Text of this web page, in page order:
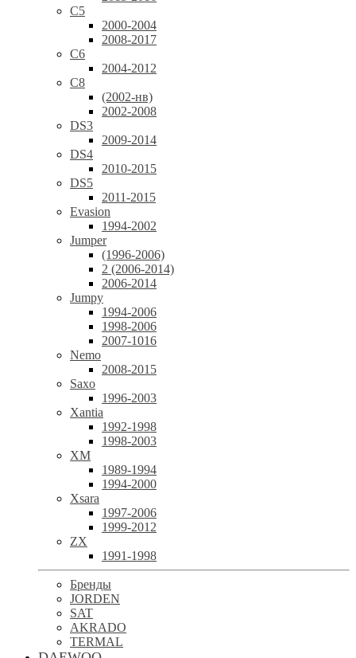
C5
2000-2004
2008-2017
C6
2004-2012
C8
(2002-нв)
2002-2008
DS3
2009-2014
DS4
2010-2015
DS5
2011-2015
Evasion
1994-2002
Jumper
(1996-2006)
2 (2006-2014)
2006-2014
Jumpy
1994-2006
1998-2006
2007-1016
Nemo
2008-2015
Saxo
1996-2003
Xantia
1992-1998
1998-2003
XM
1989-1994
1994-2000
Xsara
1997-2006
1999-2012
ZX
1991-1998
Бренды
JORDEN
SAT
AKRADO
TERMAL